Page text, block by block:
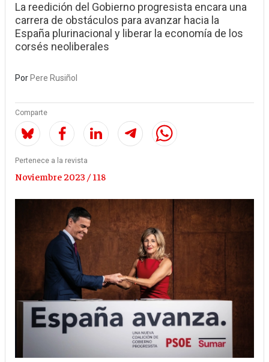
La reedición del Gobierno progresista encara una
carrera de obstáculos para avanzar hacia la
España plurinacional y liberar la economía de los
corsés neoliberales
Por Pere Rusiñol
Comparte
Pertenece a la revista
Noviembre 2023 / 118